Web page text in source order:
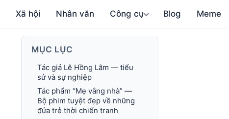
Xã hội Nhân văn Công cụ Blog Meme
MỤC LỤC
Tác giả Lê Hồng Lâm — tiểu
sử và sự nghiệp
Tác phẩm “Mẹ vắng nhà” —
Bộ phim tuyệt đẹp về những
đứa trẻ thời chiến tranh